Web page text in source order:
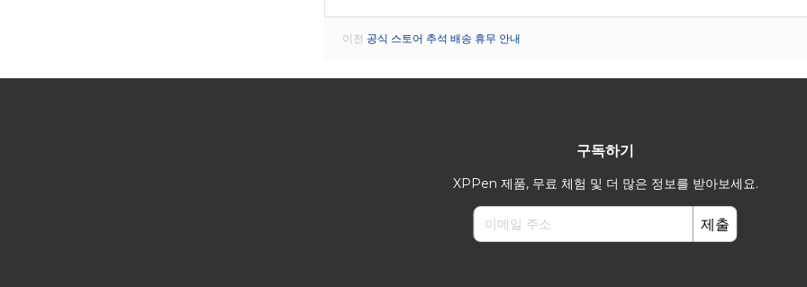
이전 공식 스토어 추석 배송 휴무 안내
구독하기
XPPen 제품, 무료 체험 및 더 많은 정보를 받아보세요.
제출